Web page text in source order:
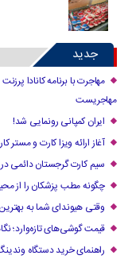
جدید
مهاجرت با برنامه کانادا
مهاجریست
ایران کمپانی رونمایی شد!
آغاز ارائه ویزا کارت و مستر
سیم کارت گرجستان دائمی در
چگونه مطب پزشکان را از
وقتی هیوندای شما به
قیمت گوشی‌های تازه‌وارد؛
راهنمای خرید دستگاه